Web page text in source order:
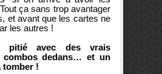
ça sans trop avantager
et avant que les cartes ne
les autres !
pitié avec des vrais
combos dedans… et un
tomber !